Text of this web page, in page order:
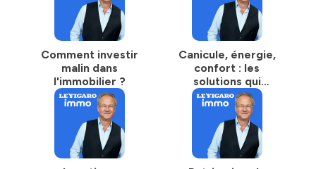
Comment investir
malin dans
l'immobilier ?
Canicule, énergie,
confort : les
solutions qui
changent la vie